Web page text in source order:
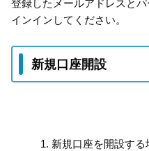
登録したメールアドレスと
インインしてください。
新規口座開設
新規口座を開設す